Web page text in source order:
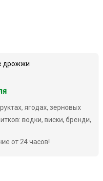
ягодах, зерновых
водки, виски, бренди,
от 24 часов!